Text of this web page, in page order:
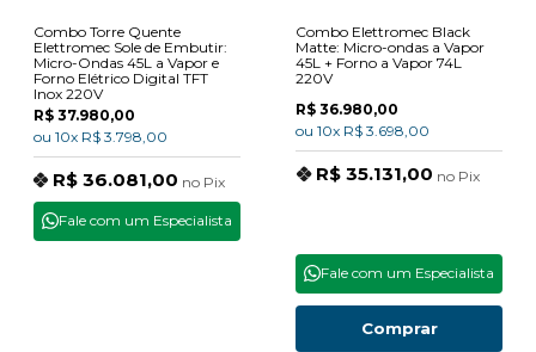
Combo Torre Quente
Elettromec Sole de Embutir:
Micro-Ondas 45L a Vapor e
Forno Elétrico Digital TFT
Inox 220V
R$ 37.980,00
ou 10x R$ 3.798,00
R$ 36.081,00 no Pix
Fale com um Especialista
Combo Elettromec Black
Matte: Micro-ondas a Vapor
45L + Forno a Vapor 74L
220V
R$ 36.980,00
ou 10x R$ 3.698,00
R$ 35.131,00 no Pix
Comprar
Fale com um Especialista